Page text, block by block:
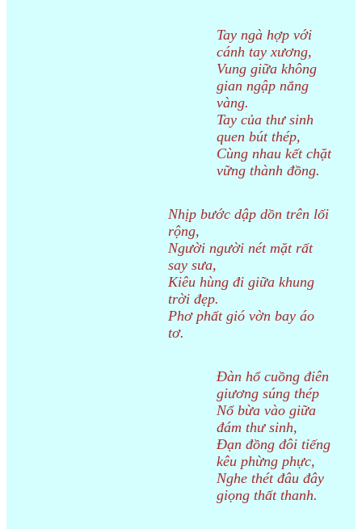
Tay ngà hợp với
cánh tay xương,
Vung giữa không
gian ngập nắng
vàng.
Tay của thư sinh
quen bút thép,
Cùng nhau kết chặt
vững thành đồng.
Nhịp bước dập dồn trên lối
rộng,
Người người nét mặt rất
say sưa,
Kiêu hùng đi giữa khung
trời đẹp.
Phơ phất gió vờn bay áo
tơ.
Đàn hổ cuồng điên
giương súng thép
Nổ bừa vào giữa
đám thư sinh,
Đạn đồng đôi tiếng
kêu phừng phực,
Nghe thét đâu đây
giọng thất thanh.